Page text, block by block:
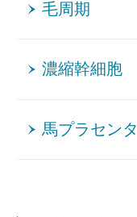
毛周期
濃縮幹細胞
馬プラセンタ